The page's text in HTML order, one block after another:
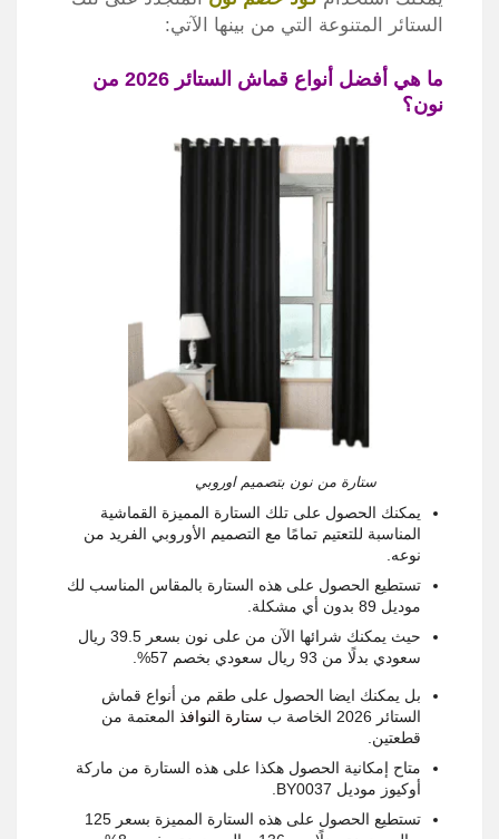
الستائر المتنوعة التي من بينها الآتي:
ما هي أفضل أنواع قماش الستائر 2026 من
نون؟
ستارة من نون بتصميم اوروبي
يمكنك الحصول على تلك الستارة المميزة القماشية
المناسبة للتعتيم تمامًا مع التصميم الأوروبي الفريد من
نوعه.
تستطيع الحصول على هذه الستارة بالمقاس المناسب لك
موديل 89 بدون أي مشكلة.
حيث يمكنك شرائها الآن من على نون بسعر 39.5 ريال
سعودي بدلًا من 93 ريال سعودي بخصم 57%.
بل يمكنك ايضا الحصول على طقم من أنواع قماش
الستائر 2026 الخاصة ب
ستارة النوافذ المعتمة من
قطعتين.
متاح إمكانية الحصول هكذا على هذه الستارة من ماركة
أوكيوز موديل BY0037.
تستطيع الحصول على هذه الستارة المميزة بسعر 125